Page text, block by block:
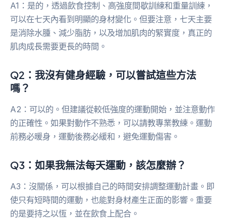
A1：是的，透過飲食控制、高強度間歇訓練和重量訓練，
可以在七天內看到明顯的身材變化。但要注意，七天主要
是消除水腫、減少脂肪，以及增加肌肉的緊實度，真正的
肌肉成長需要更長的時間。
Q2：我沒有健身經驗，可以嘗試這些方法
嗎？
A2：可以的。但建議從較低強度的運動開始，並注意動作
的正確性。如果對動作不熟悉，可以請教專業教練。運動
前務必暖身，運動後務必緩和，避免運動傷害。
Q3：如果我無法每天運動，該怎麼辦？
A3：沒關係，可以根據自己的時間安排調整運動計畫。即
使只有短時間的運動，也能對身材產生正面的影響。重要
的是要持之以恆，並在飲食上配合。